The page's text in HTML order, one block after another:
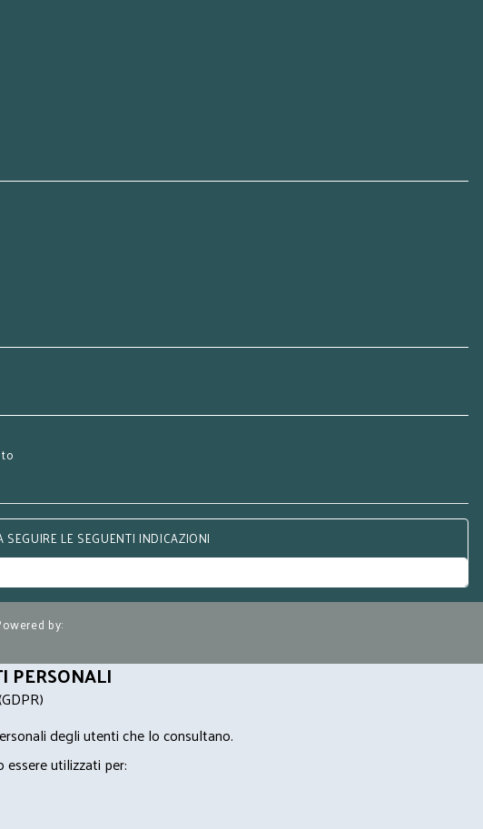
LE SEGUENTI INDICAZIONI
by:
PERSONALI
degli utenti che lo consultano.
utilizzati per: